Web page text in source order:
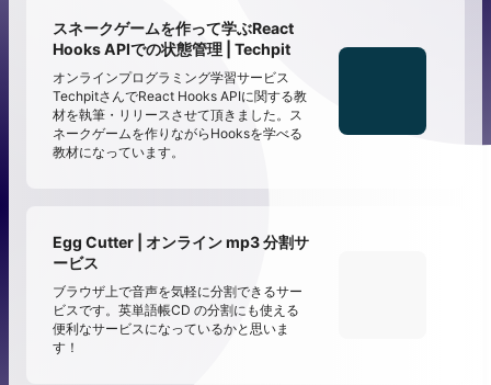
スネークゲームを作って学ぶReact
Hooks APIでの状態管理 | Techpit
オンラインプログラミング学習サービス
TechpitさんでReact Hooks APIに関する教
材を執筆・リリースさせて頂きました。ス
ネークゲームを作りながらHooksを学べる
教材になっています。
Egg Cutter | オンライン mp3 分割サ
ービス
ブラウザ上で音声を気軽に分割できるサー
ビスです。英単語帳CD の分割にも使える
便利なサービスになっているかと思いま
す！